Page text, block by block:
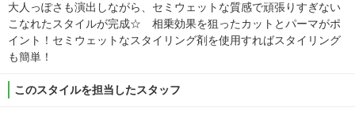
大人っぽさも演出しながら、セミウェットな質感で頑張りすぎない
こなれたスタイルが完成☆ 相乗効果を狙ったカットとパーマがポ
イント！セミウェットなスタイリング剤を使用すればスタイリング
も簡単！
このスタイルを担当したスタッフ